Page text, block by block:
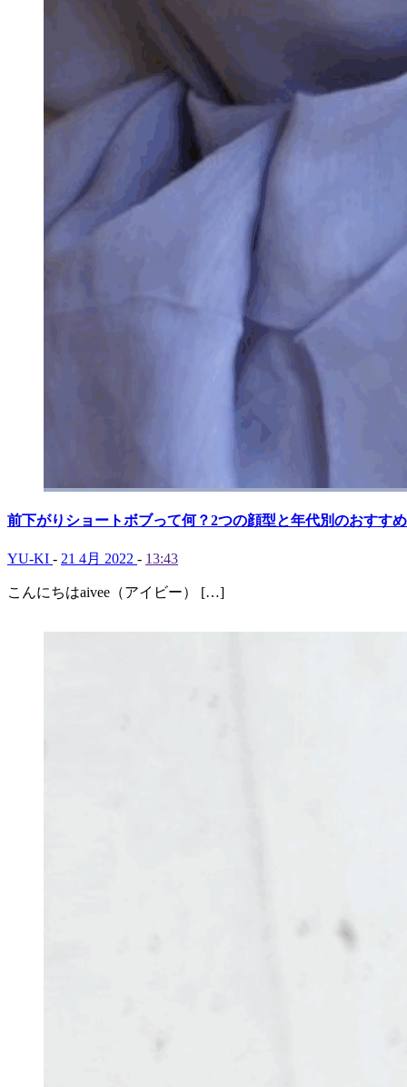
前下がりショートボブって何？2つの顔型と年代別のおすす
YU-KI - 21 4月 2022 - 13:43
こんにちはaivee（アイビー） […]